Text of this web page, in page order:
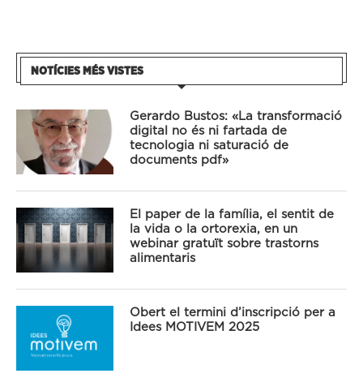
NOTÍCIES MÉS VISTES
Gerardo Bustos: «La transformació
digital no és ni fartada de
tecnologia ni saturació de
documents pdf»
El paper de la família, el sentit de
la vida o la ortorexia, en un
webinar gratuït sobre trastorns
alimentaris
Obert el termini d’inscripció per a
Idees MOTIVEM 2025